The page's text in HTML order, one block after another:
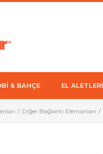
& BAHÇE EL ALETLERİ
Diğer Bağlantı Elemanları